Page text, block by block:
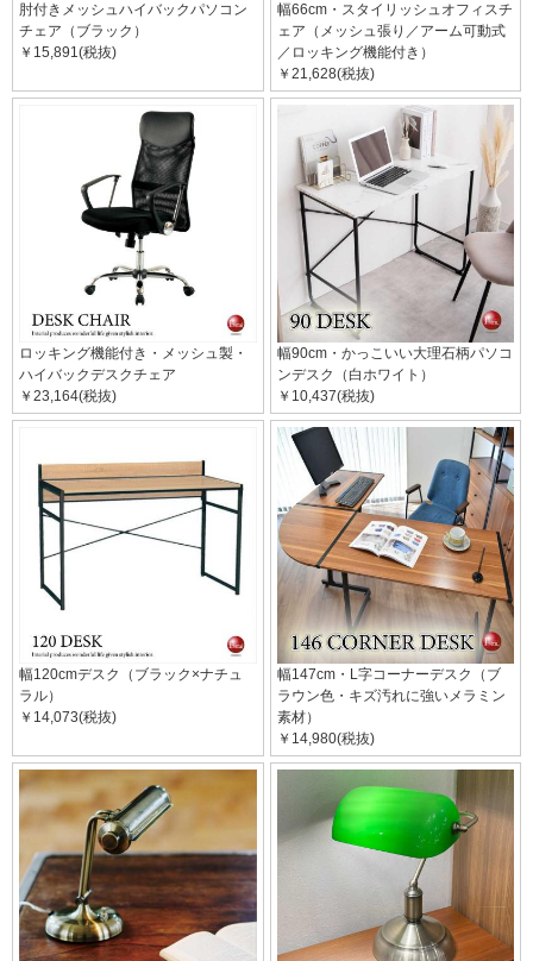
肘付きメッシュハイバックパソコン
チェア（ブラック）
￥15,891(税抜)
幅66cm・スタイリッシュオフィスチ
ェア（メッシュ張り／アーム可動式
／ロッキング機能付き）
￥21,628(税抜)
ロッキング機能付き・メッシュ製・
ハイバックデスクチェア
￥23,164(税抜)
幅90cm・かっこいい大理石柄パソコ
ンデスク（白ホワイト）
￥10,437(税抜)
幅120cmデスク（ブラック×ナチュ
ラル）
￥14,073(税抜)
幅147cm・L字コーナーデスク（ブ
ラウン色・キズ汚れに強いメラミン
素材）
￥14,980(税抜)